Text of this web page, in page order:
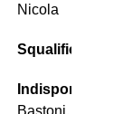
Nicola
Squalificati:
Indisponibili:
Bastoni,